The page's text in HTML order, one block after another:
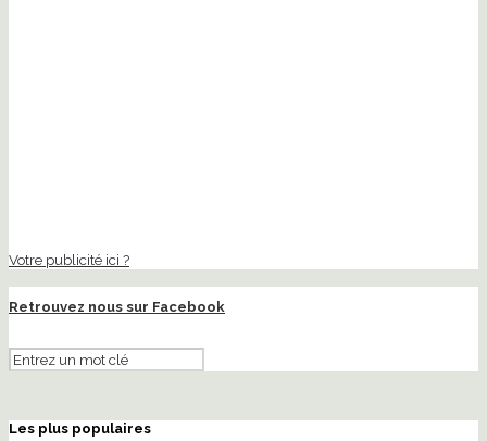
Votre publicité ici ?
Retrouvez nous sur Facebook
Les plus populaires